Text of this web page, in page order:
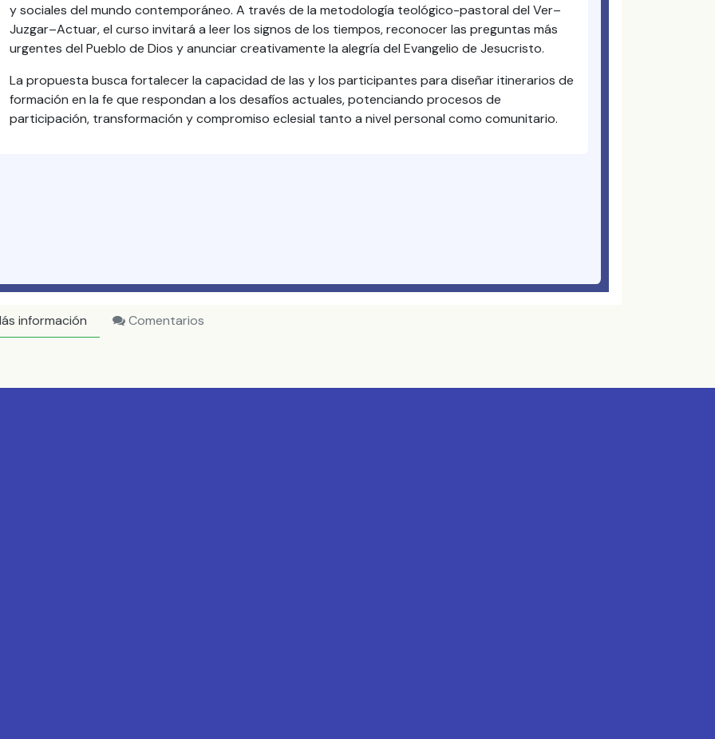
y sociales del mundo contemporáneo. A través de la metodología teológico-pastoral del Ver–
Juzgar–Actuar, el curso invitará a leer los signos de los tiempos, reconocer las preguntas más
urgentes del Pueblo de Dios y anunciar creativamente la alegría del Evangelio de Jesucristo.
La propuesta busca fortalecer la capacidad de las y los participantes para diseñar itinerarios de
formación en la fe que respondan a los desafíos actuales, potenciando procesos de
participación, transformación y compromiso eclesial tanto a nivel personal como comunitario.
información Comentarios